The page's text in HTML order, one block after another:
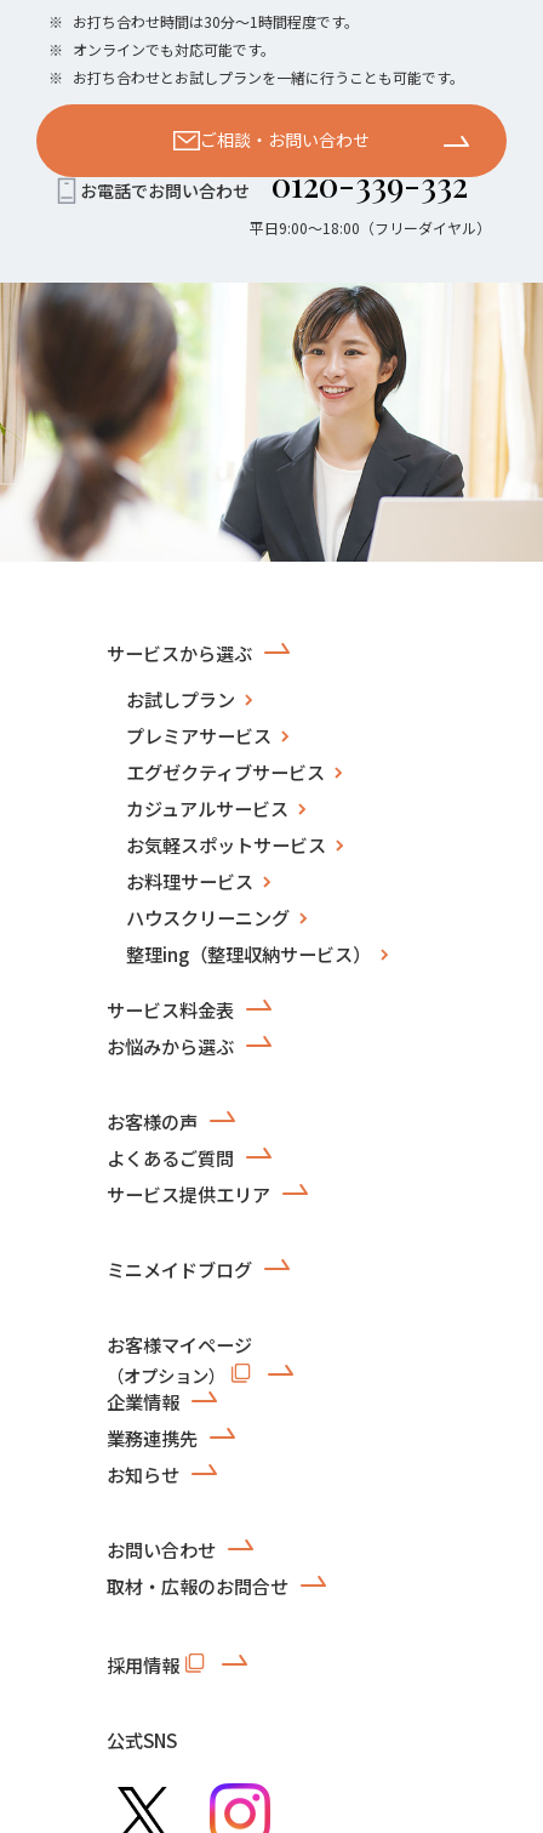
※ お打ち合わせ時間は30分〜1時間程度です。
※ オンラインでも対応可能です。
※ お打ち合わせとお試しプランを一緒に行うことも可能です。
ご相談・お問い合わせ
お電話でお問い合わせ 0120-339-332
平日9:00〜18:00（フリーダイヤル）
サービスから選ぶ
お試しプラン
プレミアサービス
エグゼクティブサービス
カジュアルサービス
お気軽スポットサービス
お料理サービス
ハウスクリーニング
整理ing（整理収納サービス）
サービス料金表
お悩みから選ぶ
お客様の声
よくあるご質問
サービス提供エリア
ミニメイドブログ
お客様マイページ
（オプション）
企業情報
業務連携先
お知らせ
お問い合わせ
取材・広報のお問合せ
採用情報
公式SNS